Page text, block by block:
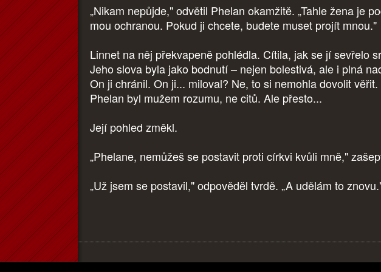
„Nikam nepůjde," odvětil Phelan okamžitě. „Tahle žena je
mou ochranou. Pokud ji chcete, budete muset projít mnou."
Linnet na něj překvapeně pohlédla. Cítila, jak se jí sevřelo
Jeho slova byla jako bodnutí – nejen bolestivá, ale i plná
On ji chránil. On ji... miloval? Ne, to si nemohla dovolit věřit.
Phelan byl mužem rozumu, ne citů. Ale přesto...
Její pohled změkl.
„Phelane, nemůžeš se postavit proti církvi kvůli mně,"
„Už jsem se postavil," odpověděl tvrdě. „A udělám to